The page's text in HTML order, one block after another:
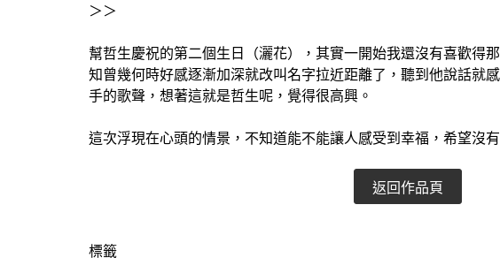
＞＞
幫哲生慶祝的第二個生日（灑花），其實一開始我還沒有喜歡得
知曾幾何時好感逐漸加深就改叫名字拉近距離了，聽到他說話就
手的歌聲，想著這就是哲生呢，覺得很高興。
這次浮現在心頭的情景，不知道能不能讓人感受到幸福，希望沒
返回作品頁
標籤